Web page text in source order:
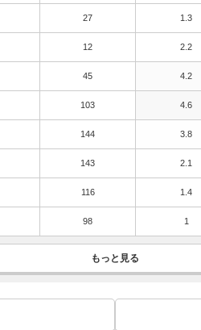
27 1.3
12 2.2
45 4.2
103 4.6
144 3.8
143 2.1
116 1.4
98 1
もっと見る